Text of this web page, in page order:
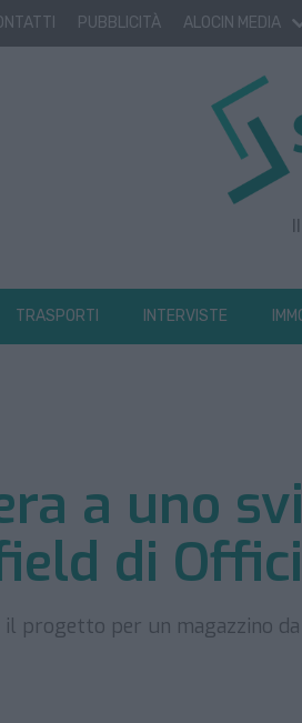
PUBBLICITÀ ALOCIN MEDIA
TRASPORTI INTERVISTE
a uno
di
progetto per un magazzino